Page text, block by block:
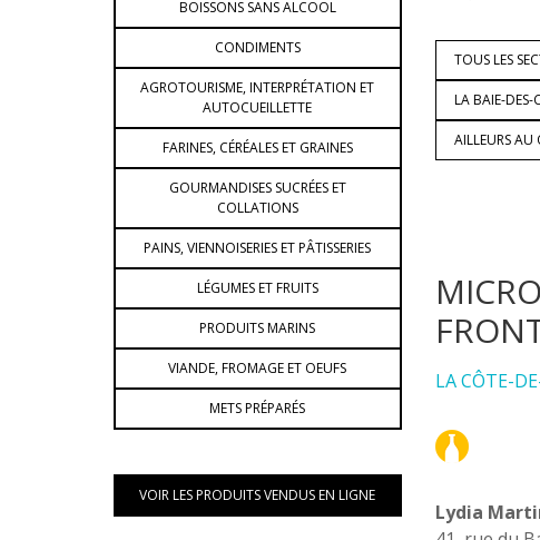
BOISSONS SANS ALCOOL
CONDIMENTS
AGROTOURISME, INTERPRÉTATION ET
AUTOCUEILLETTE
FARINES, CÉRÉALES ET GRAINES
GOURMANDISES SUCRÉES ET
COLLATIONS
PAINS, VIENNOISERIES ET PÂTISSERIES
LÉGUMES ET FRUITS
PRODUITS MARINS
VIANDE, FROMAGE ET OEUFS
METS PRÉPARÉS
VOIR LES PRODUITS VENDUS EN LIGNE
TOUS LES
LA BAIE-DES-
AILLEURS AU
LA CÔTE-
Lydia